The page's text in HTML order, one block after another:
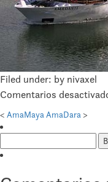
Filed under: by nivaxel
Comentarios
< AmaMayaAmaDara >